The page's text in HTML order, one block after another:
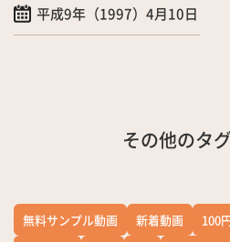
平成9年（1997）4月10日
その他のタ
無料サンプル動画 新着動画 100